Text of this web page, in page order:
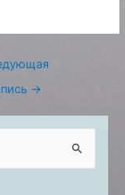
→